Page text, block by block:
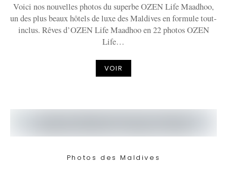
Voici nos nouvelles photos du superbe OZEN Life Maadhoo,
un des plus beaux hôtels de luxe des Maldives en formule tout-
inclus. Rêves d’OZEN Life Maadhoo en 22 photos OZEN
Life…
VOIR
Photos des Maldives